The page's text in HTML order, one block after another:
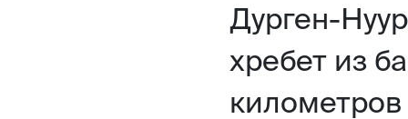
Дурген-
хребет из